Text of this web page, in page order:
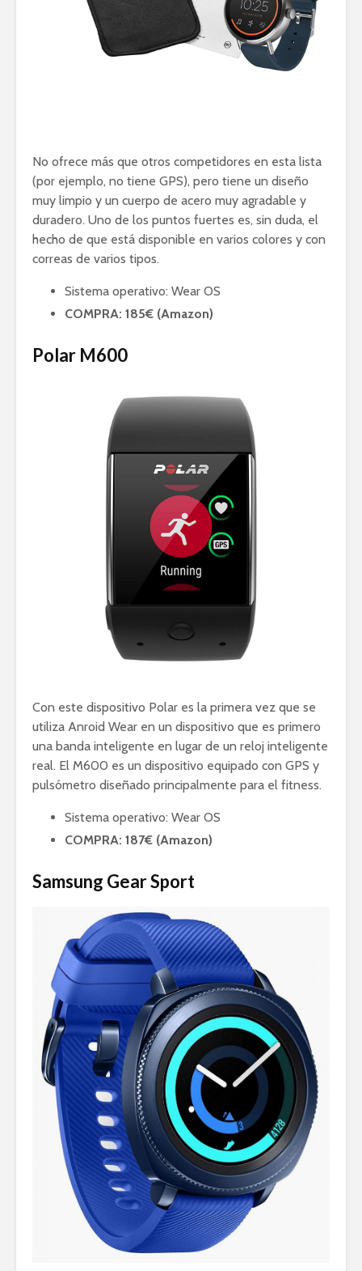
No ofrece más que otros competidores en esta lista
(por ejemplo, no tiene GPS), pero tiene un diseño
muy limpio y un cuerpo de acero muy agradable y
duradero. Uno de los puntos fuertes es, sin duda, el
hecho de que está disponible en varios colores y con
correas de varios tipos.
Sistema operativo: Wear OS
COMPRA: 185€ (Amazon)
Polar M600
Con este dispositivo Polar es la primera vez que se
utiliza Anroid Wear en un dispositivo que es primero
una banda inteligente en lugar de un reloj inteligente
real. El M600 es un dispositivo equipado con GPS y
pulsómetro diseñado principalmente para el fitness.
Sistema operativo: Wear OS
COMPRA: 187€ (Amazon)
Samsung Gear Sport